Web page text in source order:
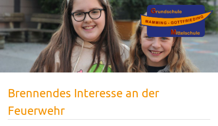
Brennendes Interesse an der
Feuerwehr